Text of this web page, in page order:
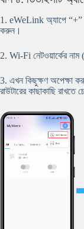
1. eWeLink অ্যাপে
করুন।
2. Wi-Fi নেটওয়ার্কের
3. এখন কিছুক্ষণ অপেক্ষা
রাউটারের কাছাকাছি রাখতে